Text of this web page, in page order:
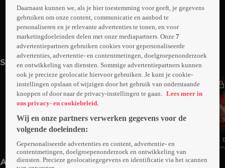
Meer
info
Seizoen 1
2min
2min
3.
Anderen kijken ook
Daarnaast kunnen we, als je hier toestemming voor geeft, je gegevens
gebruiken om onze content, communicatie en aanbod te
personaliseren en je relevante advertenties te tonen, en voor
marketingdoeleinden delen met onze mediapartners. Onze7
advertentiepartners gebruiken cookies voor gepersonaliseerde
advertenties, advertentie- en contentmetingen, doelgroepenonderzoek
en ontwikkeling van diensten. Sommige advertentiepartners kunnen
ook je precieze geolocatie hiervoor gebruiken. Je kunt je cookie-
instellingen opslaan of wijzigen door het gebruik van onderstaande
knoppen of door naar de privacy-instellingen te gaan.
Lees meer in
ons privacy- en cookiebeleid.
Wij en onze partners verwerken gegevens voor de
volgende doeleinden:
Gepersonaliseerde advertenties en content, advertentie- en
contentmetingen, doelgroepenonderzoek en ontwikkeling van
diensten. Precieze geolocatiegegevens en identificatie via het scannen